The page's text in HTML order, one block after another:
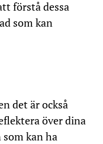
förstå dessa
som kan
det är också
över dina
kan ha